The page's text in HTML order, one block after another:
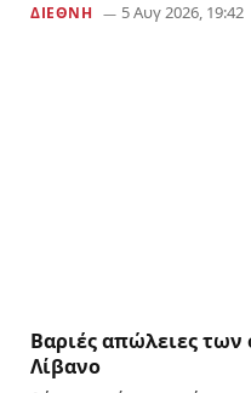
ΔΙΕΘΝΗ 5 Αυγ 2026, 19:42
Βαριές απώλειες των
Λίβανο